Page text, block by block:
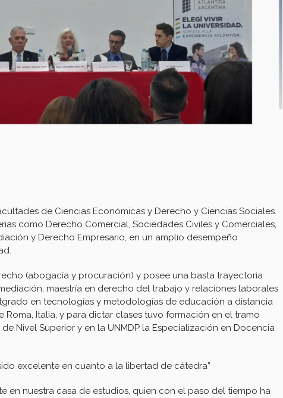
de Ciencias Económicas y Derecho y Ciencias Sociales.
como Derecho Comercial, Sociedades Civiles y Comerciales,
y Derecho Empresario, en un amplio desempeño
(abogacía y procuración) y posee una basta trayectoria
maestría en derecho del trabajo y relaciones laborales
en tecnologías y metodologías de educación a distancia
Roma, Italia, y para dictar clases tuvo formación en el tramo
Nivel Superior y en la UNMDP la Especialización en Docencia
excelente en cuanto a la libertad de cátedra”
en nuestra casa de estudios, quien con el paso del tiempo ha